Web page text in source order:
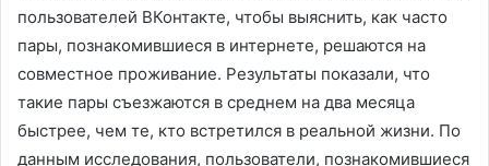
пользователей ВКонтакте, чтобы выяснить, как часто
пары, познакомившиеся в интернете, решаются на
совместное проживание. Результаты показали, что
такие пары съезжаются в среднем на два месяца
быстрее, чем те, кто встретился в реальной жизни. По
данным исследования, пользователи, познакомившиеся